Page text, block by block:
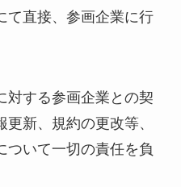
て直接、参画企業に行
対する参画企業との契
新、規約の更改等、
ついて一切の責任を負